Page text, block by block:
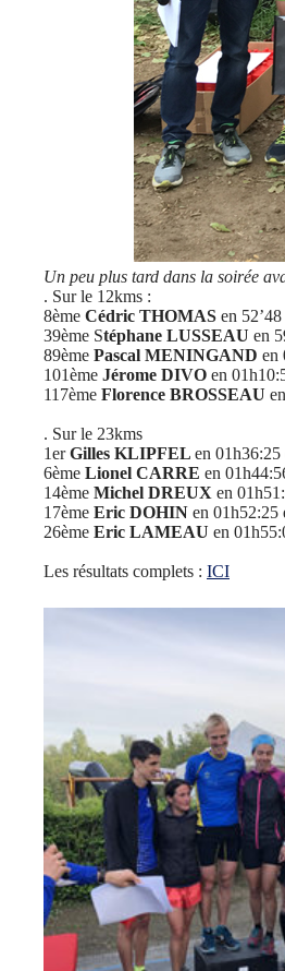
Un peu plus tard dans la soirée
. Sur le 12kms :
8ème Cédric THOMAS en 52’48
39ème Stéphane LUSSEAU en
89ème Pascal MENINGAND en
101ème Jérome DIVO en
117ème Florence BROSSEAU
. Sur le 23kms
1erGilles KLIPFEL en 01h36:25
6ème Lionel CARRE en
14ème Michel DREUX en
17ème Eric DOHIN en
26ème Eric LAMEAU en
Les résultats complets : ICI